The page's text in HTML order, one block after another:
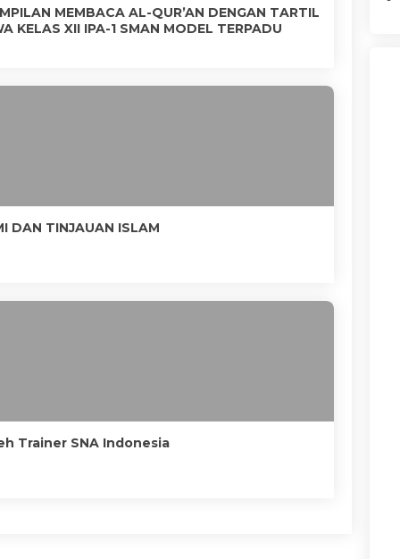
MEMBACA AL-QUR’AN DENGAN TARTIL
KELAS XII IPA-1 SMAN MODEL TERPADU
DAN TINJAUAN ISLAM
Trainer SNA Indonesia